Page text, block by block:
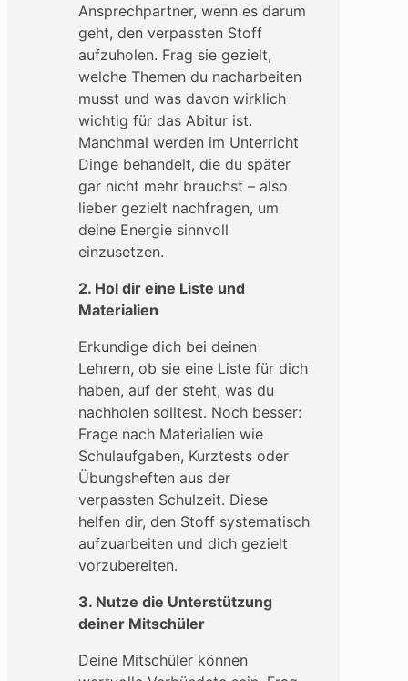
Ansprechpartner, wenn es darum
geht, den verpassten Stoff
aufzuholen. Frag sie gezielt,
welche Themen du nacharbeiten
musst und was davon wirklich
wichtig für das Abitur ist.
Manchmal werden im Unterricht
Dinge behandelt, die du später
gar nicht mehr brauchst – also
lieber gezielt nachfragen, um
deine Energie sinnvoll
einzusetzen.
2. Hol dir eine Liste und
Materialien
Erkundige dich bei deinen
Lehrern, ob sie eine Liste für dich
haben, auf der steht, was du
nachholen solltest. Noch besser:
Frage nach Materialien wie
Schulaufgaben, Kurztests oder
Übungsheften aus der
verpassten Schulzeit. Diese
helfen dir, den Stoff systematisch
aufzuarbeiten und dich gezielt
vorzubereiten.
3. Nutze die Unterstützung
deiner Mitschüler
Deine Mitschüler können